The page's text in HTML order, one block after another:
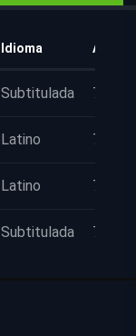
Idioma
Subtitulada 7 años
Latino 7 años
Latino 7 años
Subtitulada 7 años